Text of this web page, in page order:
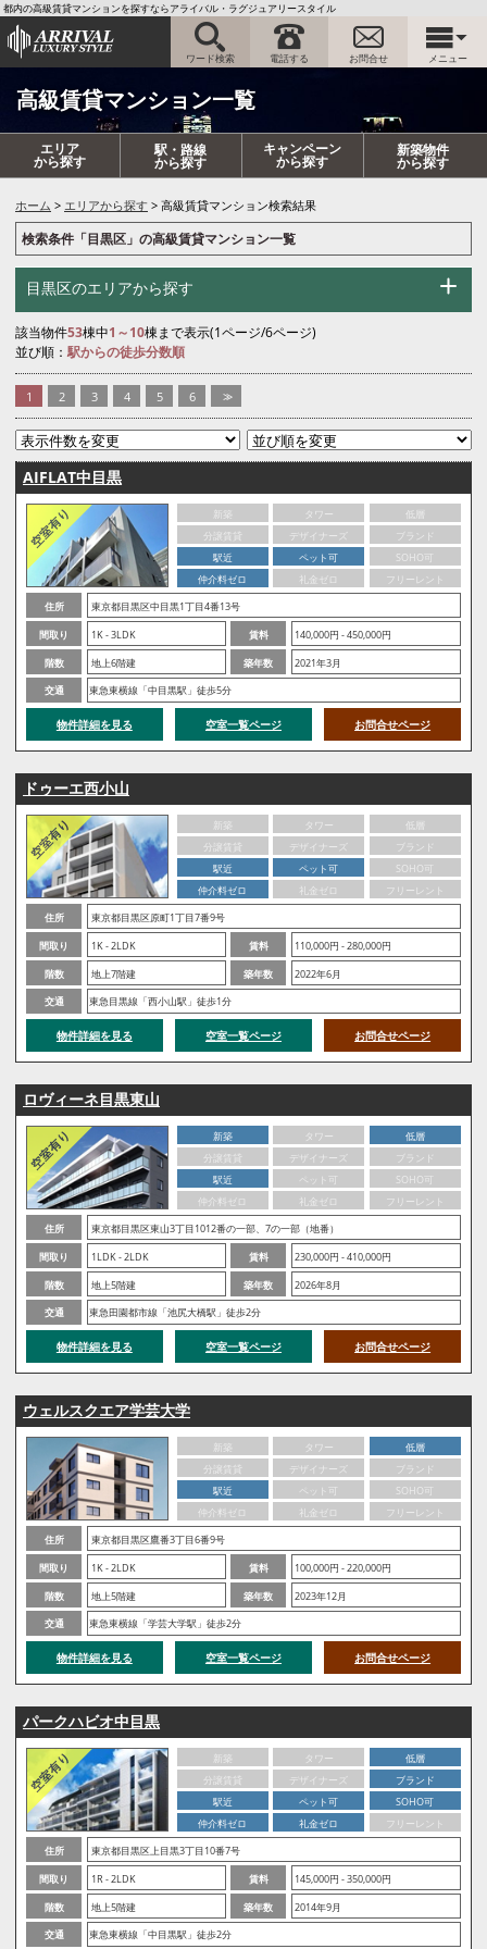
都内の高級賃貸マンションを探すならアライバル・ラグジュアリースタイル
ワード検索 電話する お問合せ メニュー
高級賃貸マンション一覧
エリア
から探す
駅・路線
から探す
キャンペーン
から探す
新築物件
から探す
ホーム エリアから探す 高級賃貸マンション検索結果
検索条件「目黒区」の高級賃貸マンション一覧
目黒区のエリアから探す
該当物件53棟中1～10棟まで表示(1ページ/6ページ)
並び順：駅からの徒歩分数順
1 2 3 4 5 6 >>
AIFLAT中目黒
新築 タワー
低層
分譲賃貸
デザイナーズ
ブランド
駅近
ペット可
SOHO可
仲介料ゼロ
礼金ゼロ
フリーレント
住所
東京都目黒区中目黒1丁目4番13号
間取り
1K - 3LDK 賃料
140,000円 - 450,000円
階数
地上6階建 築年数
2021年3月
交通
東急東横線「中目黒駅」徒歩5分
物件詳細を見る 空室一覧ページ お問合せページ
ドゥーエ西小山
新築 タワー
低層
分譲賃貸
デザイナーズ
ブランド
駅近
ペット可
SOHO可
仲介料ゼロ
礼金ゼロ
フリーレント
住所
東京都目黒区原町1丁目7番9号
間取り
1K - 2LDK 賃料
110,000円 - 280,000円
階数
地上7階建 築年数
2022年6月
交通
東急目黒線「西小山駅」徒歩1分
物件詳細を見る 空室一覧ページ お問合せページ
ロヴィーネ目黒東山
新築 タワー
低層
分譲賃貸
デザイナーズ
ブランド
駅近
ペット可
SOHO可
仲介料ゼロ
礼金ゼロ
フリーレント
住所
東京都目黒区東山3丁目1012番の一部、7の一部（地番）
間取り
1LDK - 2LDK 賃料
230,000円 - 410,000円
階数
地上5階建 築年数
2026年8月
交通
東急田園都市線「池尻大橋駅」徒歩2分
物件詳細を見る 空室一覧ページ お問合せページ
ウェルスクエア学芸大学
新築 タワー
低層
分譲賃貸
デザイナーズ
ブランド
駅近
ペット可
SOHO可
仲介料ゼロ
礼金ゼロ
フリーレント
住所
東京都目黒区鷹番3丁目6番9号
間取り
1K - 2LDK 賃料
100,000円 - 220,000円
階数
地上5階建 築年数
2023年12月
交通
東急東横線「学芸大学駅」徒歩2分
物件詳細を見る 空室一覧ページ お問合せページ
パークハビオ中目黒
新築 タワー
低層
分譲賃貸
デザイナーズ
ブランド
駅近
ペット可
SOHO可
仲介料ゼロ
礼金ゼロ
フリーレント
住所
東京都目黒区上目黒3丁目10番7号
間取り
1R - 2LDK 賃料
145,000円 - 350,000円
階数
地上5階建 築年数
2014年9月
交通
東急東横線「中目黒駅」徒歩2分